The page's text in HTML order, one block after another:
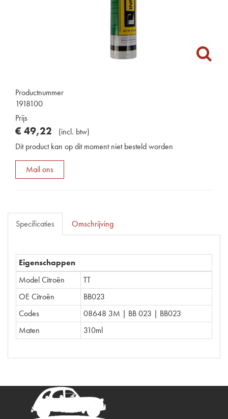
Productnummer
1918100
Prijs
€ 49,22 (incl. btw)
Dit product kan op dit moment niet besteld worden
Mail ons
Specificaties Omschrijving
Eigenschappen
Model Citroën
TT
OE Citroën
BB023
Codes
08648 3M | BB 023 | BB023
Maten
310ml